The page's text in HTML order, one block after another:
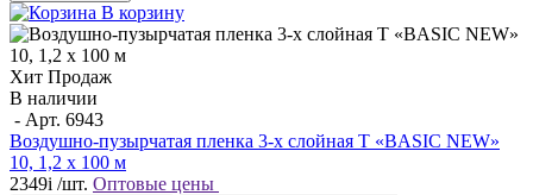
В корзину
Хит Продаж
В наличии
- Арт. 6943
Воздушно-пузырчатая пленка 3-х слойная T «BASIC NEW»
10, 1,2 х 100 м
2349i /шт. Оптовые цены